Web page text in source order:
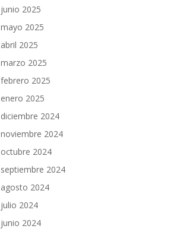
junio 2025
mayo 2025
abril 2025
marzo 2025
febrero 2025
enero 2025
diciembre 2024
noviembre 2024
octubre 2024
septiembre 2024
agosto 2024
julio 2024
junio 2024